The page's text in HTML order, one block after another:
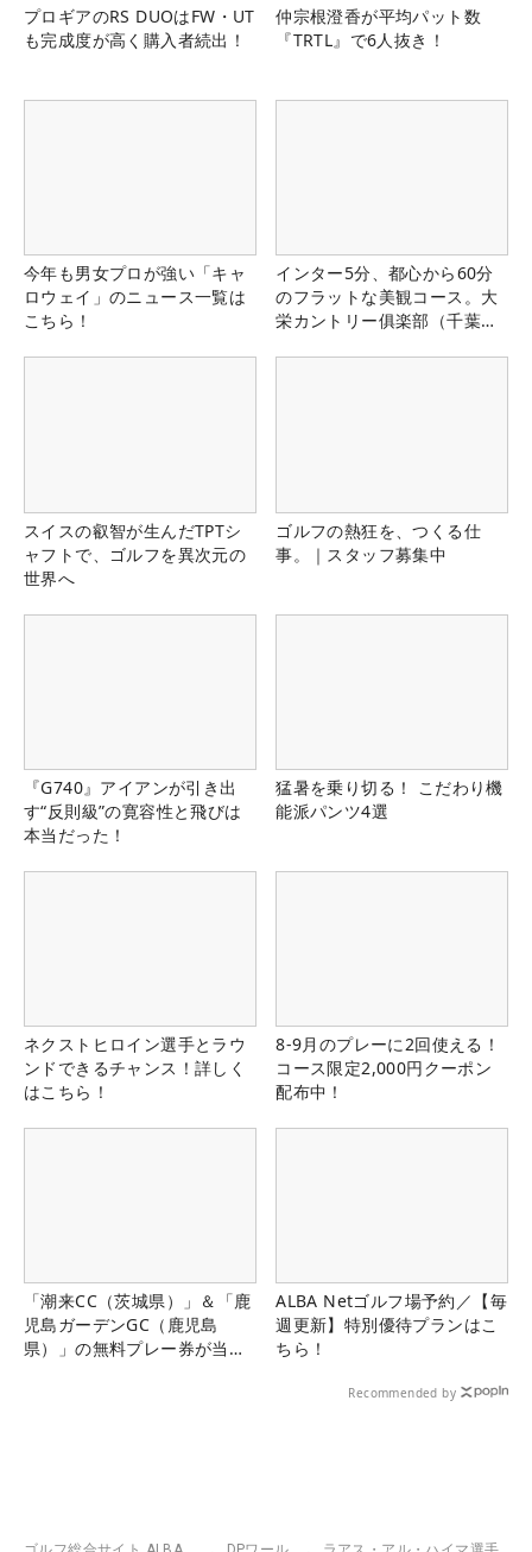
プロギアのRS DUOはFW・UT
も完成度が高く購入者続出！
仲宗根澄香が平均パット数
『TRTL』で6人抜き！
今年も男女プロが強い「キャ
ロウェイ」のニュース一覧は
こちら！
インター5分、都心から60分
のフラットな美観コース。大
栄カントリー俱楽部（千葉
スイスの叡智が生んだTPTシ
ャフトで、ゴルフを異次元の
世界へ
ゴルフの熱狂を、つくる仕
事。｜スタッフ募集中
『G740』アイアンが引き出
す“反則級”の寛容性と飛びは
本当だった！
猛暑を乗り切る！ こだわり機
能派パンツ4選
ネクストヒロイン選手とラウ
ンドできるチャンス！詳しく
はこちら！
8-9月のプレーに2回使える！
コース限定2,000円クーポン
配布中！
「潮来CC（茨城県）」＆「鹿
児島ガーデンGC（鹿児島
県）」の無料プレー券が当た
ALBA Netゴルフ場予約／【毎
週更新】特別優待プランはこ
ちら！
Recommended by